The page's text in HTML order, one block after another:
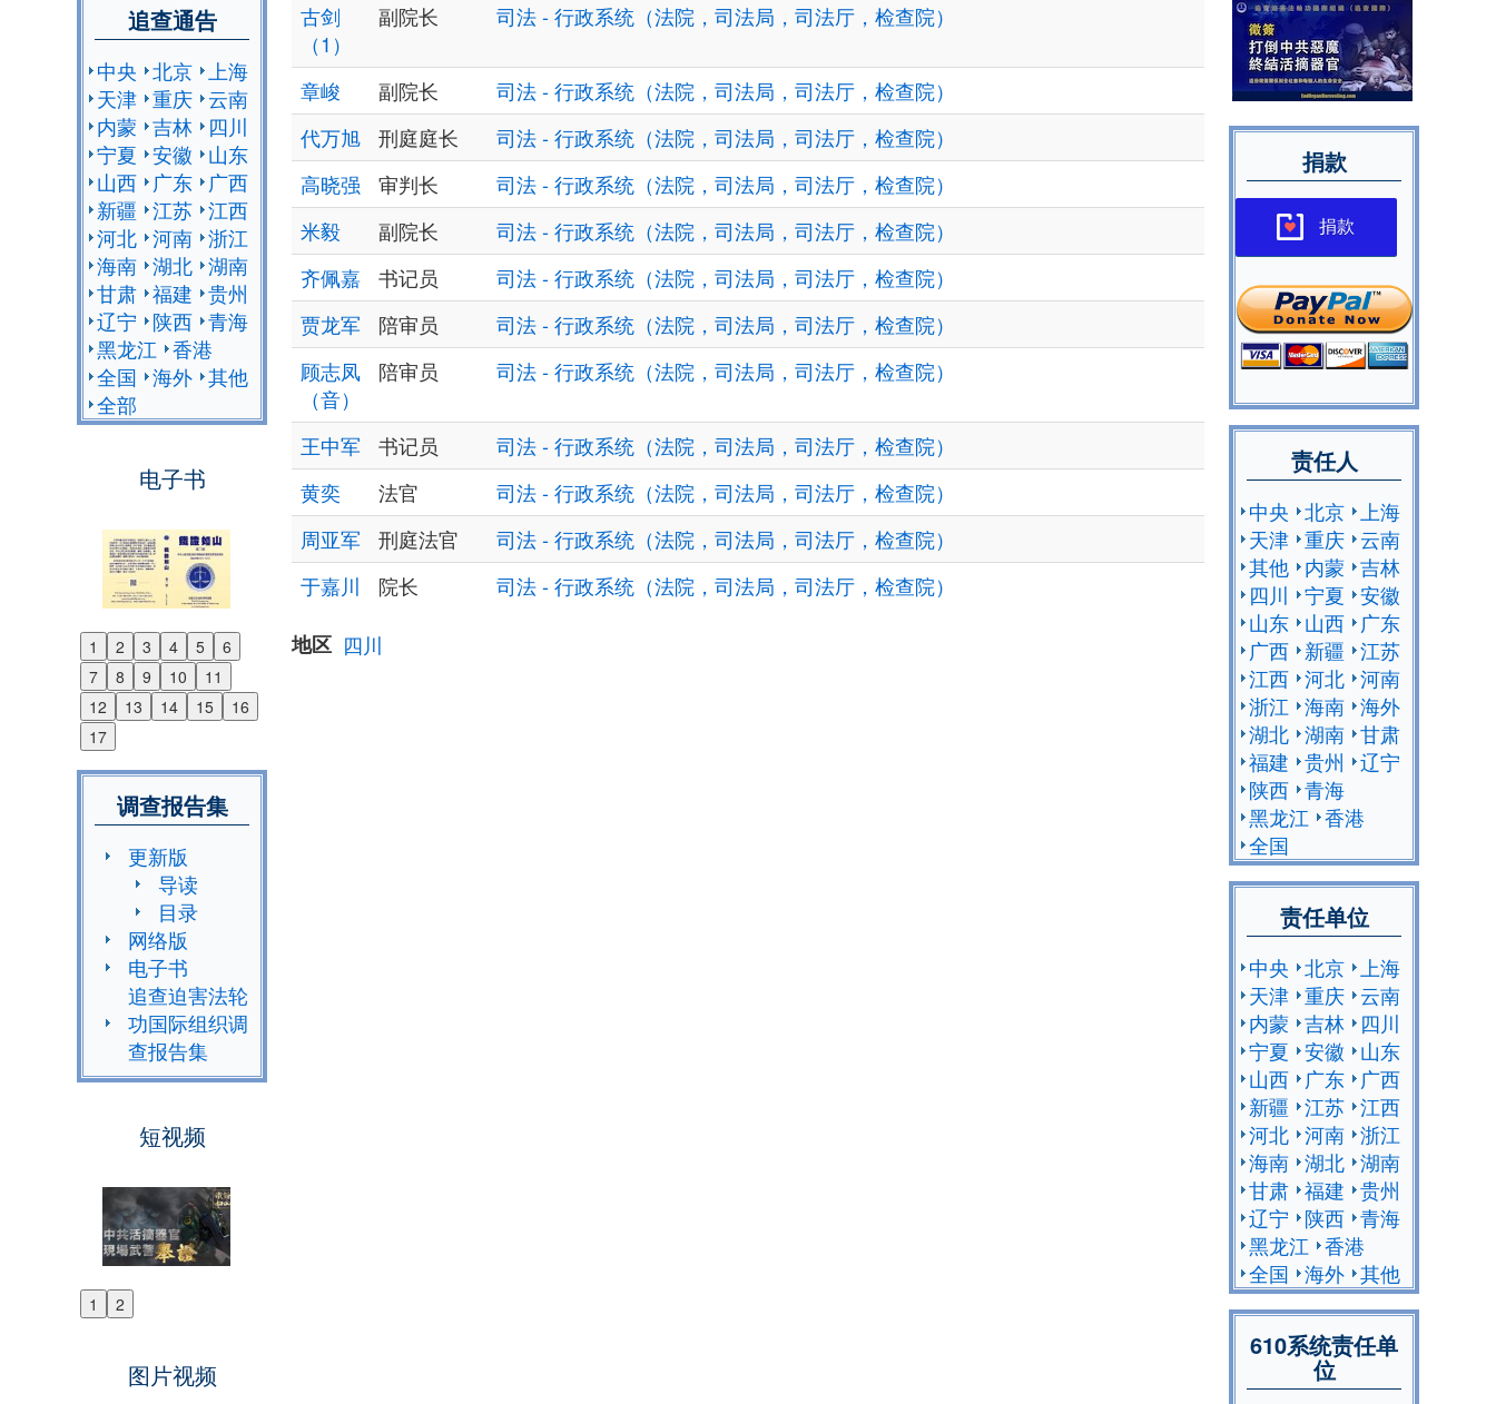
追查通告
中央 北京 上海
天津 重庆 云南
内蒙 吉林
四川
宁夏 安徽
山东
山西
广东
广西
新疆 江苏 江西
河北 河南 浙江
海南 湖北 湖南
甘肃 福建 贵州
辽宁
陕西 青海
黑龙江 香港
全国 海外 其他
全部
电子书
1 2 3 4 5
6
7
8 9 10
11
12
13 14 15
16
17
Previous
Next
调查报告集
更新版
导读
目录
网络版
电子书
追查迫害法轮
功国际组织调
查报告集
短视频
1 2
Previous
图片视频
古剑
（1）
副院长 司法 - 行政系统（法院，司法局，司法厅，检查院）
章峻 副院长
司法 - 行政系统（法院，司法局，司法厅，检查院）
代万旭
刑庭庭长
司法 - 行政系统（法院，司法局，司法厅，检查院）
高晓强
审判长
司法 - 行政系统（法院，司法局，司法厅，检查院）
米毅
副院长
司法 - 行政系统（法院，司法局，司法厅，检查院）
齐佩嘉
书记员
司法 - 行政系统（法院，司法局，司法厅，检查院）
贾龙军
陪审员
司法 - 行政系统（法院，司法局，司法厅，检查院）
顾志凤
（音）
陪审员 司法 - 行政系统（法院，司法局，司法厅，检查院）
王中军 书记员
司法 - 行政系统（法院，司法局，司法厅，检查院）
黄奕
法官
司法 - 行政系统（法院，司法局，司法厅，检查院）
周亚军
刑庭法官
司法 - 行政系统（法院，司法局，司法厅，检查院）
于嘉川
院长 司法 - 行政系统（法院，司法局，司法厅，检查院）
地区 四川
捐款
捐款
责任人
中央 北京
上海
天津 重庆 云南
其他 内蒙 吉林
四川
宁夏 安徽
山东 山西
广东
广西 新疆 江苏
江西 河北 河南
浙江 海南 海外
湖北 湖南 甘肃
福建 贵州
辽宁
陕西 青海
黑龙江 香港
全国
责任单位
中央 北京
上海
天津 重庆 云南
内蒙 吉林
四川
宁夏 安徽
山东
山西
广东
广西
新疆 江苏 江西
河北 河南 浙江
海南 湖北 湖南
甘肃 福建 贵州
辽宁
陕西 青海
黑龙江 香港
全国 海外 其他
610系统责任单
位